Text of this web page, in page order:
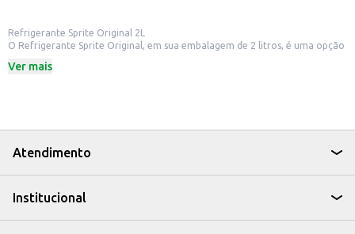
Refrigerante Sprite Original 2L
O Refrigerante Sprite Original, em sua embalagem de 2 litros, é uma opção
uma bebida leve e com sabor cítrico, a Sprite é uma escolha popular para
Uma boa opção para quem busca uma bebida sem adição de corantes.
Pode ser consumido gelado, puro ou como base para drinks e coquetéis.
Com o Refrigerante Sprite Original 2L, você tem a praticidade de uma
Ver mais
Atendimento
Institucional